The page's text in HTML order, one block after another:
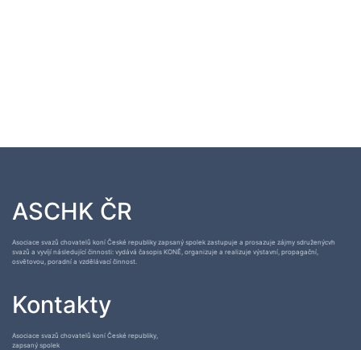
ASCHK ČR
Asociace svazů chovatelů koní České republiky zapsaný spolek zastupuje a prosazuje zájmy sdruženýcvh
svazů a vyvíjí následující činnosti: vydává časopis KONĚ, organizuje a realizuje výstavní, propagační,
osvětovou, poradní a vzdělávací činnost.
Kontakty
Asociace svazů chovatelů koní České republiky,
zapsaný spolek